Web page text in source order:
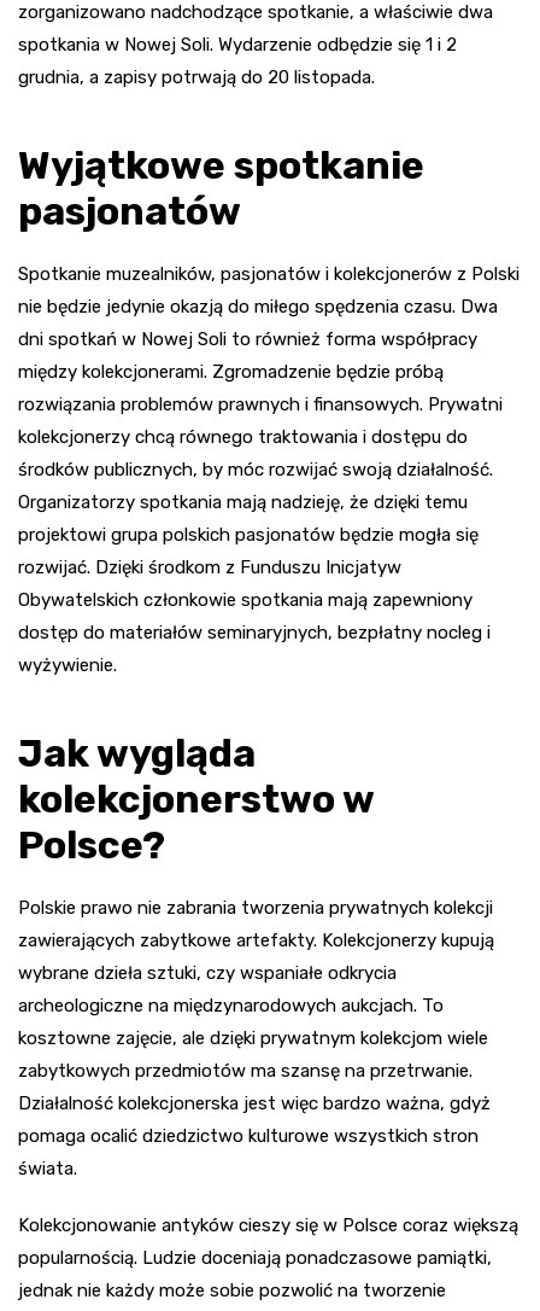
zorganizowano nadchodzące spotkanie, a właściwie dwa
spotkania w Nowej Soli. Wydarzenie odbędzie się 1 i 2
grudnia, a zapisy potrwają do 20 listopada.
Wyjątkowe spotkanie
pasjonatów
Spotkanie muzealników, pasjonatów i kolekcjonerów z Polski
nie będzie jedynie okazją do miłego spędzenia czasu. Dwa
dni spotkań w Nowej Soli to również forma współpracy
między kolekcjonerami. Zgromadzenie będzie próbą
rozwiązania problemów prawnych i finansowych. Prywatni
kolekcjonerzy chcą równego traktowania i dostępu do
środków publicznych, by móc rozwijać swoją działalność.
Organizatorzy spotkania mają nadzieję, że dzięki temu
projektowi grupa polskich pasjonatów będzie mogła się
rozwijać. Dzięki środkom z Funduszu Inicjatyw
Obywatelskich członkowie spotkania mają zapewniony
dostęp do materiałów seminaryjnych, bezpłatny nocleg i
wyżywienie.
Jak wygląda
kolekcjonerstwo w
Polsce?
Polskie prawo nie zabrania tworzenia prywatnych kolekcji
zawierających zabytkowe artefakty. Kolekcjonerzy kupują
wybrane dzieła sztuki, czy wspaniałe odkrycia
archeologiczne na międzynarodowych aukcjach. To
kosztowne zajęcie, ale dzięki prywatnym kolekcjom wiele
zabytkowych przedmiotów ma szansę na przetrwanie.
Działalność kolekcjonerska jest więc bardzo ważna, gdyż
pomaga ocalić dziedzictwo kulturowe wszystkich stron
świata.
Kolekcjonowanie antyków cieszy się w Polsce coraz większą
popularnością. Ludzie doceniają ponadczasowe pamiątki,
jednak nie każdy może sobie pozwolić na tworzenie